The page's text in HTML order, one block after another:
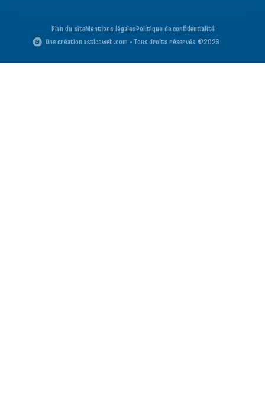
Plan du siteMentions légalesPolitique de confidentialité
Une création asticoweb.com • Tous droits réservés ©2023